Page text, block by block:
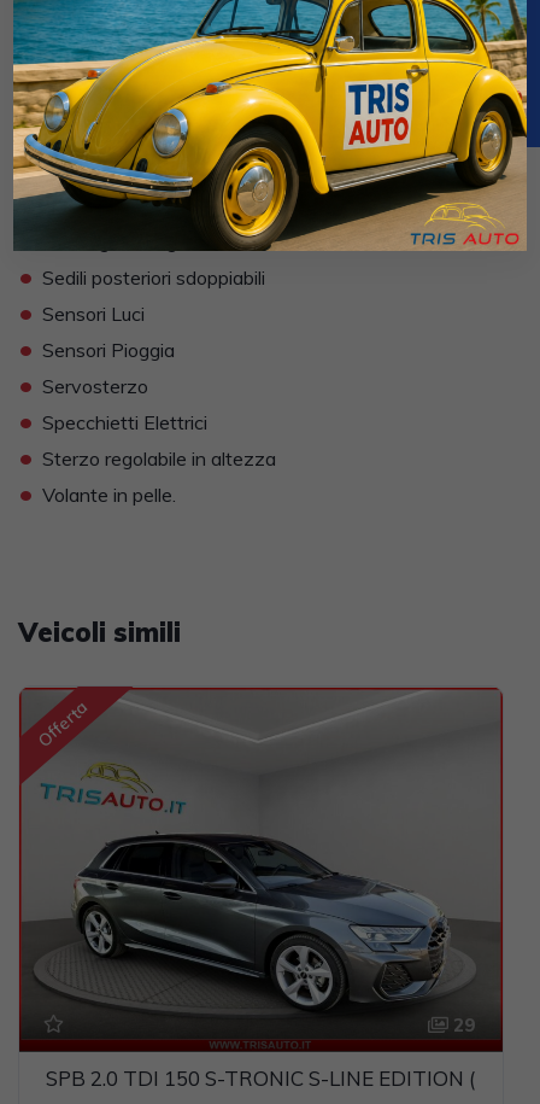
• Indicatore temperatura esterna
• Isofix
• Lettore CD MP3
• Limitatore di velocità
• Paraurti in tinta
• Ruotino di scorta
Sedile guida regolabile in altezza
• Sedili posteriori sdoppiabili
• Sensori Luci
• Sensori Pioggia
• Servosterzo
• Specchietti Elettrici
• Sterzo regolabile in altezza
• Volante in pelle.
Veicoli simili
Offerta
29
SPB 2.0 TDI 150 S-TRONIC S-LINE EDITION